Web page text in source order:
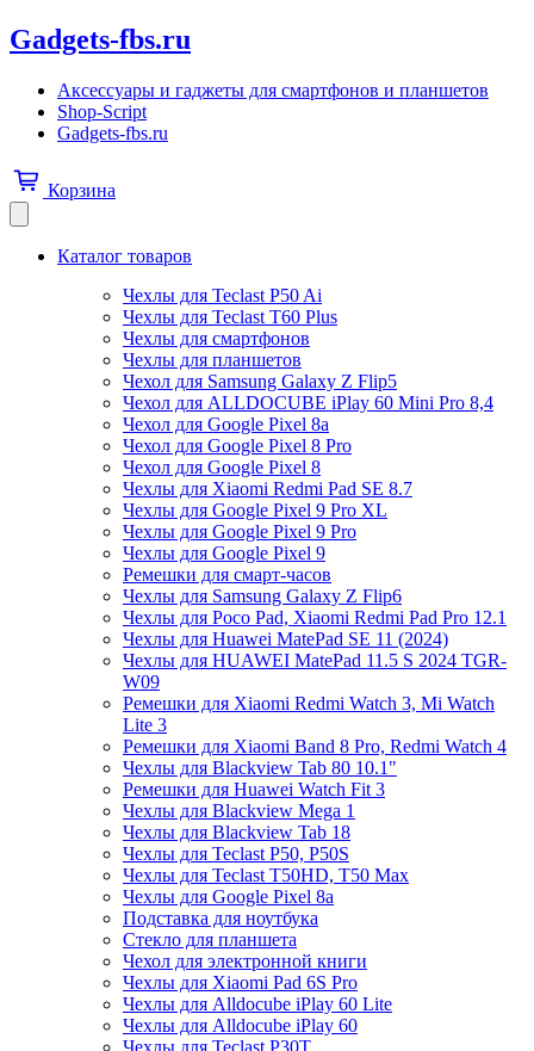
Gadgets-fbs.ru
Аксессуары и гаджеты для смартфонов и планшетов
Shop-Script
Gadgets-fbs.ru
Корзина
Каталог товаров
Чехлы для Teclast P50 Ai
Чехлы для Teclast T60 Plus
Чехлы для смартфонов
Чехлы для планшетов
Чехол для Samsung Galaxy Z Flip5
Чехол для ALLDOCUBE iPlay 60 Mini Pro 8,4
Чехол для Google Pixel 8a
Чехол для Google Pixel 8 Pro
Чехол для Google Pixel 8
Чехлы для Xiaomi Redmi Pad SE 8.7
Чехлы для Google Pixel 9 Pro XL
Чехлы для Google Pixel 9 Pro
Чехлы для Google Pixel 9
Ремешки для смарт-часов
Чехлы для Samsung Galaxy Z Flip6
Чехлы для Poco Pad, Xiaomi Redmi Pad Pro 12.1
Чехлы для Huawei MatePad SE 11 (2024)
Чехлы для HUAWEI MatePad 11.5 S 2024 TGR-
W09
Ремешки для Xiaomi Redmi Watch 3, Mi Watch
Lite 3
Ремешки для Xiaomi Band 8 Pro, Redmi Watch 4
Чехлы для Blackview Tab 80 10.1"
Ремешки для Huawei Watch Fit 3
Чехлы для Blackview Mega 1
Чехлы для Blackview Tab 18
Чехлы для Teclast P50, P50S
Чехлы для Teclast T50HD, T50 Max
Чехлы для Google Pixel 8a
Подставка для ноутбука
Стекло для планшета
Чехол для электронной книги
Чехлы для Xiaomi Pad 6S Pro
Чехлы для Alldocube iPlay 60 Lite
Чехлы для Alldocube iPlay 60
Чехлы для Teclast P30T